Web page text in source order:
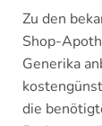
Zu den
Shop-
Generika
die